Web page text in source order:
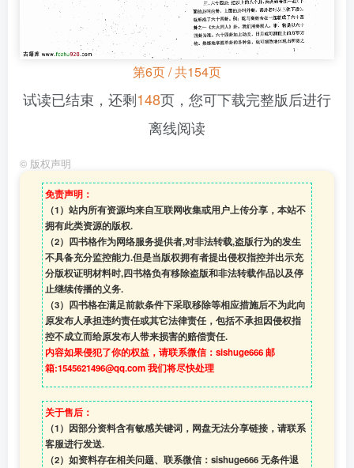
第6页 / 共154页
试读已结束，还剩148页，您可下载完整版后进行
离线阅读
© 版权声明
免责声明：
（1）站内所有资源均来自互联网收集或用户上传分享，本站不
拥有此类资源的版权.
（2）四书格作为网络服务提供者,对非法转载,盗版行为的发生
不具备充分监控能力.但是当版权拥有者提出侵权指控并出示充
分版权证明材料时,四书格负有移除盗版和非法转载作品以及停
止继续传播的义务.
（3）四书格在满足前款条件下采取移除等相应措施后不为此向
原发布人承担违约责任或其它法律责任，包括不承担因侵权指
控不成立而给原发布人带来损害的赔偿责任.
内容如果侵犯了你的权益，请联系微信：sishuge666 邮
箱:1545621496@qq.com 我们将尽快处理
关于售后：
（1）因部分资料含有敏感关键词，网盘无法分享链接，请联系
客服进行发送.
（2）如资料存在相关问题、联系微信：sishuge666 无条件退